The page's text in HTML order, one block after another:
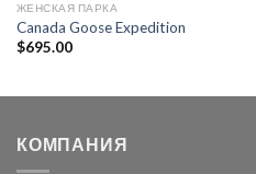
ЖЕНСКАЯ ПАРКА
Canada Goose Expedition
$695.00
КОМПАНИЯ